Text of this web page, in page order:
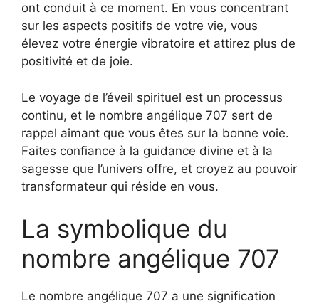
ont conduit à ce moment. En vous concentrant
sur les aspects positifs de votre vie, vous
élevez votre énergie vibratoire et attirez plus de
positivité et de joie.
Le voyage de l’éveil spirituel est un processus
continu, et le nombre angélique 707 sert de
rappel aimant que vous êtes sur la bonne voie.
Faites confiance à la guidance divine et à la
sagesse que l’univers offre, et croyez au pouvoir
transformateur qui réside en vous.
La symbolique du
nombre angélique 707
Le nombre angélique 707 a une signification